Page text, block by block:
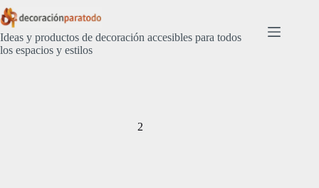
Saltar
al
contenido
Ideas y productos de decoración accesibles para todos
los espacios y estilos
2